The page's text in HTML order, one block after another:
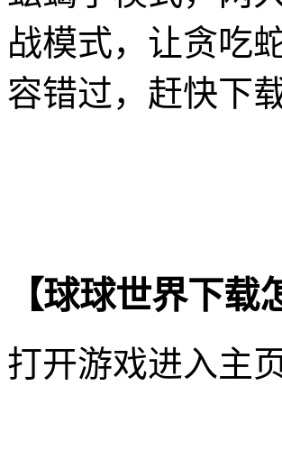
战模式，让贪吃
容错过，赶快下载
【球球世界下
打开游戏进入主